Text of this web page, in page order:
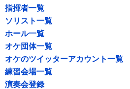
指揮者一覧
ソリスト一覧
ホール一覧
オケ団体一覧
オケのツイッターアカウント一覧
練習会場一覧
演奏会登録